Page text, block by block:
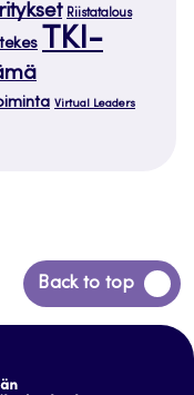
Riistatalous
tekes
TKI-
Virtual Leaders
Back to top
Siirry
takaisin